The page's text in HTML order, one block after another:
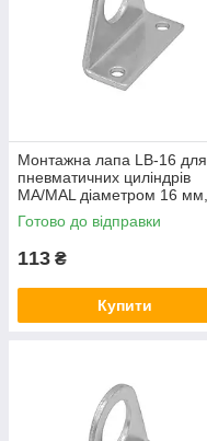
Монтажна лапа LB-16 для
пневматичних циліндрів
МА/MAL діаметром 16 мм,
кутове кріплення
Готово до відправки
113 ₴
Купити